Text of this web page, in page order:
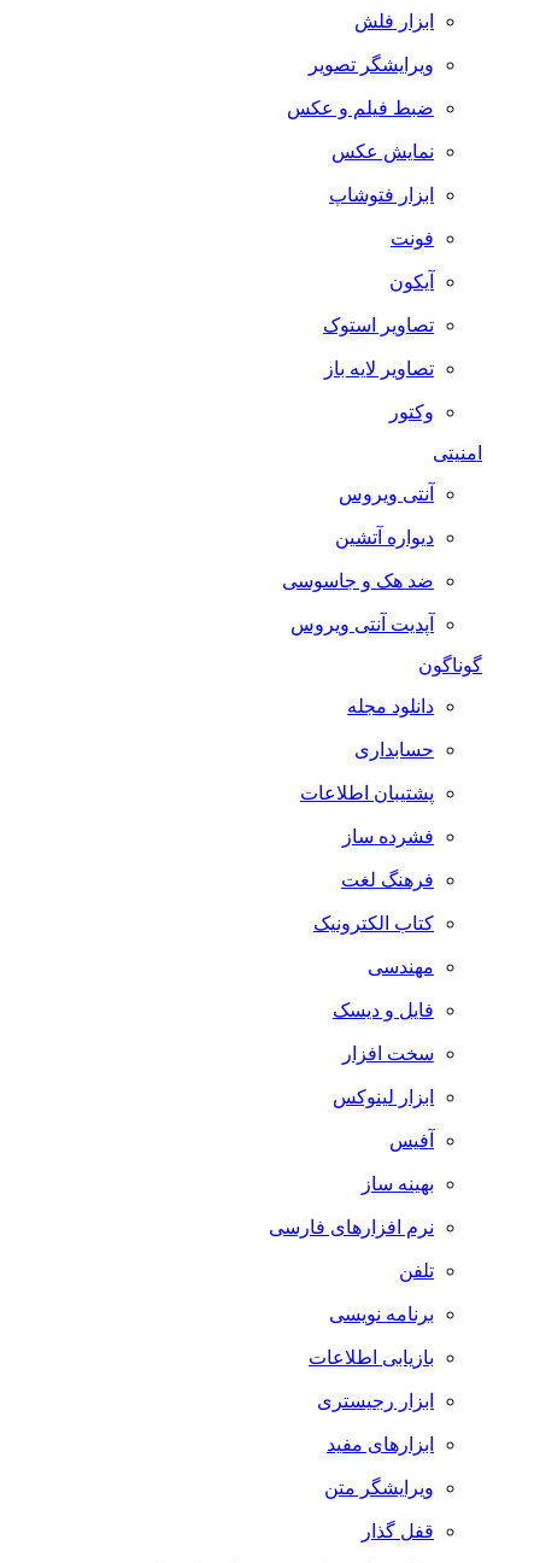
ابزار فلش
ویرایشگر تصویر
ضبط فيلم و عكس
نمایش عکس
ابزار فتوشاپ
فونت
آیکون
تصاویر استوک
تصاویر لایه باز
وکتور
امنیتی
آنتی ویروس
دیواره آتشین
ضد هک و جاسوسی
آپدیت آنتی ویروس
گوناگون
دانلود مجله
حسابداری
پشتیبان اطلاعات
فشرده ساز
فرهنگ لغت
کتاب الکترونیک
مهندسی
فایل و دیسک
سخت افزار
ابزار لینوکس
آفیس
بهینه ساز
نرم افزارهای فارسی
تلفن
برنامه نویسی
بازیابی اطلاعات
ابزار رجیستری
ابزارهای مفید
ویرایشگر متن
قفل گذار